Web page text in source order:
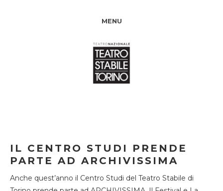
MENU
IL CENTRO STUDI PRENDE
PARTE AD ARCHIVISSIMA
Anche quest’anno il Centro Studi del Teatro Stabile di